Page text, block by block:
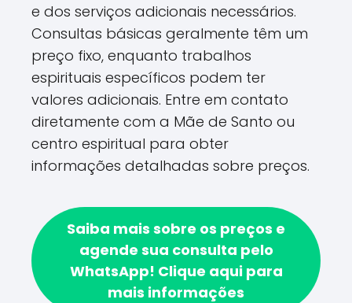
e dos serviços adicionais necessários.
Consultas básicas geralmente têm um
preço fixo, enquanto trabalhos
espirituais específicos podem ter
valores adicionais. Entre em contato
diretamente com a Mãe de Santo ou
centro espiritual para obter
informações detalhadas sobre preços.
Saiba mais sobre os preços e
agende sua consulta pelo
WhatsApp! Clique aqui para
mais informações